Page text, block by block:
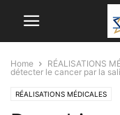
Home RÉALISATIONS
détecter le cancer par la
RÉALISATIONS MÉDICALES